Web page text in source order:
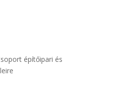
építőipari és